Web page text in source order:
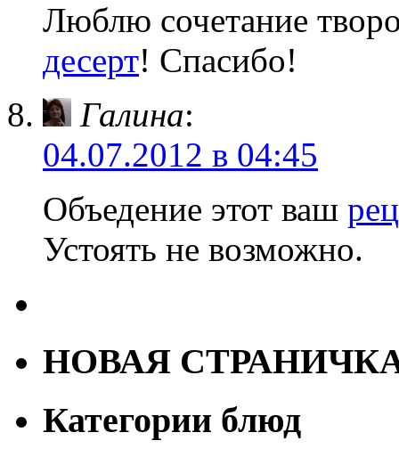
Люблю сочетание
десерт! Спасибо!
Галина:
04.07.2012 в 04:45
Объедение этот ваш
Устоять не возможно.
НОВАЯ
Категории блюд